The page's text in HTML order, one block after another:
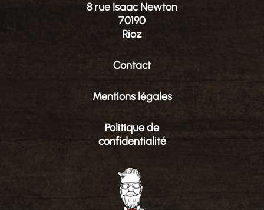
8 rue Isaac Newton
70190
Rioz
Contact
Mentions légales
Politique de
confidentialité